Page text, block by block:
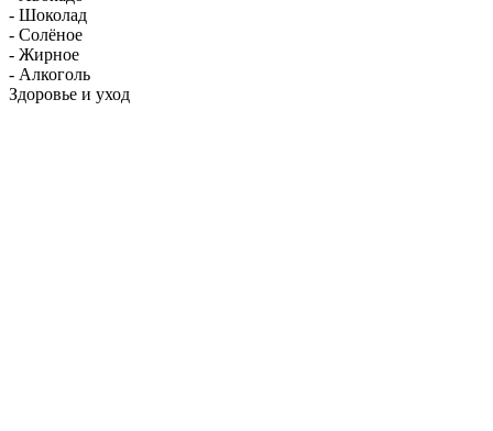
- Шоколад
- Солёное
- Жирное
- Алкоголь
Здоровье и уход